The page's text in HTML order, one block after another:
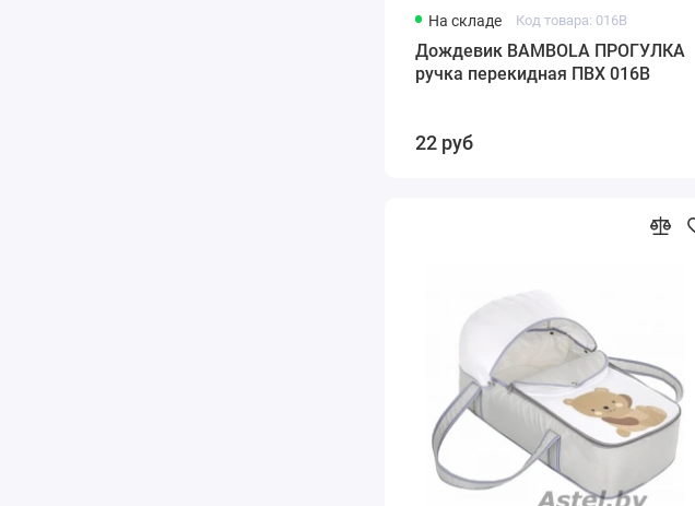
На складе Код товара: 016B
Дождевик BAMBOLA ПРОГУЛКА
ручка перекидная ПВХ 016B
22 руб